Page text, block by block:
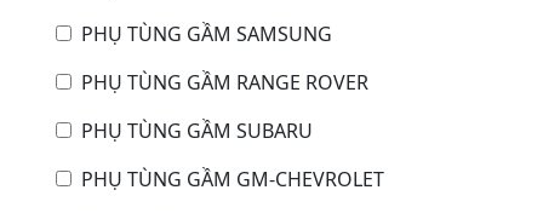
PHỤ TÙNG GẦM SAMSUNG
PHỤ TÙNG GẦM RANGE ROVER
PHỤ TÙNG GẦM SUBARU
PHỤ TÙNG GẦM GM-CHEVROLET